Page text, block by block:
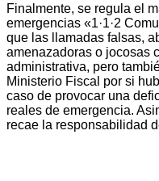
Finalmente, se regula el
emergencias «1·1·2
que las llamadas falsas,
amenazadoras o jocosas
administrativa, pero
Ministerio Fiscal por si
caso de provocar una
reales de emergencia.
recae la responsabilidad